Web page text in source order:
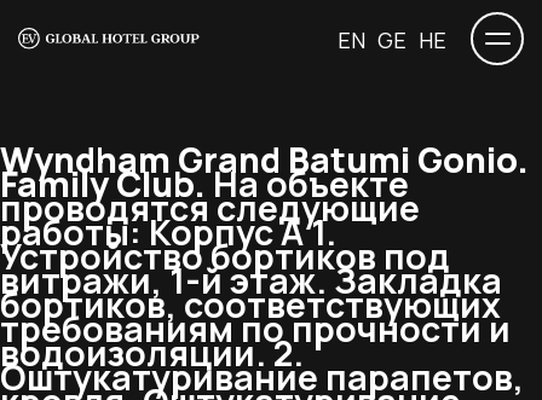
EN GE HE
Wyndham Grand Batumi Gonio.
Family Club.На объекте
проводятся следующие
работы: Корпус А 1.
Устройство бортиков под
витражи, 1-й этаж. Закладка
бортиков, соответствующих
требованиям по прочности и
водоизоляции. 2.
Оштукатуривание парапетов,